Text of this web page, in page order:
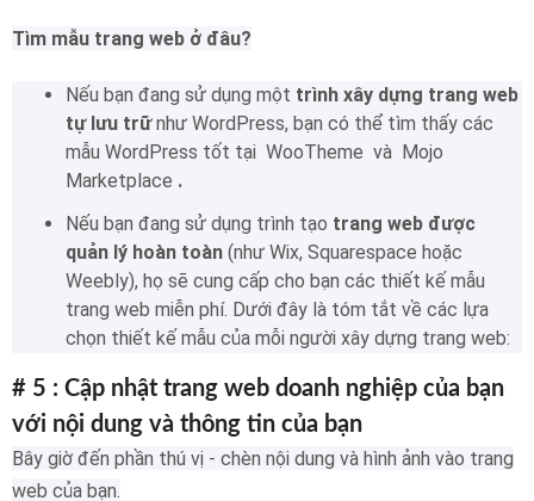
Tìm mẫu trang web ở đâu?
Nếu bạn đang sử dụng một trình xây dựng trang web
tự lưu trữnhư WordPress, bạn có thể tìm thấy các
mẫu WordPress tốt tại WooTheme và Mojo
Marketplace .
Nếu bạn đang sử dụng trình tạo trang web được
quản lý hoàn toàn (như Wix, Squarespace hoặc
Weebly), họ sẽ cung cấp cho bạn các thiết kế mẫu
trang web miễn phí. Dưới đây là tóm tắt về các lựa
chọn thiết kế mẫu của mỗi người xây dựng trang web:
# 5 : Cập nhật trang web doanh nghiệp của bạn
với nội dung và thông tin của bạn
Bây giờ đến phần thú vị - chèn nội dung và hình ảnh vào trang
web của bạn.